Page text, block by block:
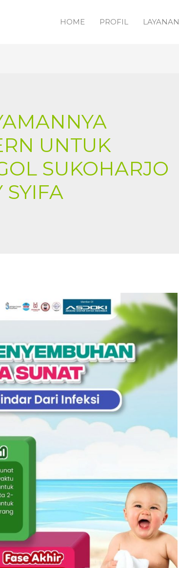
HOME PROFIL LAYANAN
UNTUK
SUKOHARJO
SYIFA